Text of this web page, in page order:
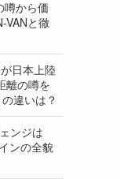
噂から価
VANと徹
日本上陸
離の噂を
違いは？
ンジは
ンの全貌